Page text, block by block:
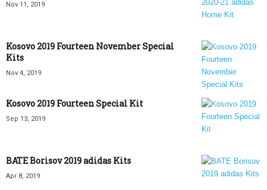
Nov 11, 2019
Kosovo 2019 Fourteen November Special
Kits
Nov 4, 2019
Kosovo 2019 Fourteen Special Kit
Sep 13, 2019
BATE Borisov 2019 adidas Kits
Apr 8, 2019